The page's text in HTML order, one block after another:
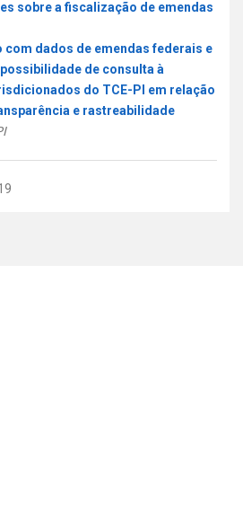
sobre a fiscalização de emendas
com dados de emendas federais e
de consulta à
do TCE-PI em relação
e rastreabilidade